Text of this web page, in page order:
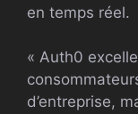
en temps réel.
« Auth0
d’entreprise,